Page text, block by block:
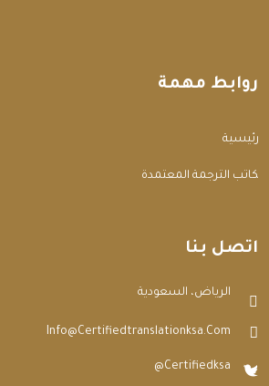
روابط مهمة
الرئيسية
مكاتب الترجمة المعتمدة
اتصل بنا
الرياض، السعودية
Info@certifiedtranslationksa.com
@certifiedksa